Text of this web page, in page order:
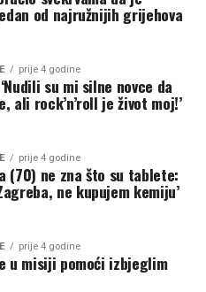
od najružnijih grijehova
prije 4 godine
su mi silne novce da
ali rock’n’roll je život moj!’
prije 4 godine
(70) ne zna što su tablete:
ne kupujem kemiju’
prije 4 godine
u misiji pomoći izbjeglim